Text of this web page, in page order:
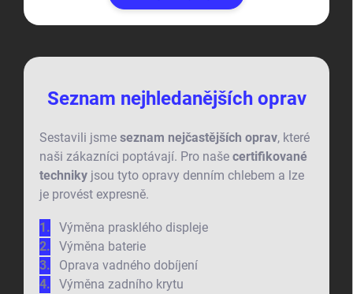
Seznam nejhledanějších oprav
Sestavili jsme seznam nejčastějších oprav, které
naši zákazníci poptávají. Pro naše certifikované
techniky jsou tyto opravy denním chlebem a lze
je provést expresně.
Výměna prasklého displeje
Výměna baterie
Oprava vadného dobíjení
Výměna zadního krytu